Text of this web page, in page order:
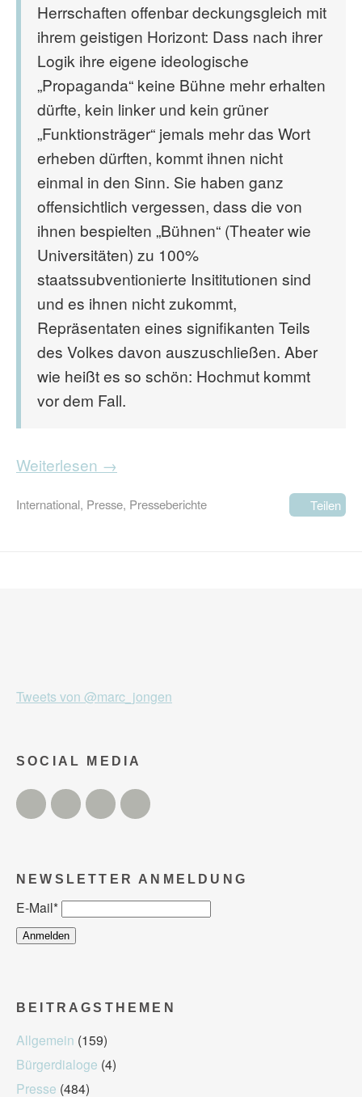
Herrschaften offenbar deckungsgleich mit
ihrem geistigen Horizont: Dass nach ihrer
Logik ihre eigene ideologische
„Propaganda“ keine Bühne mehr erhalten
dürfte, kein linker und kein grüner
„Funktionsträger“ jemals mehr das Wort
erheben dürften, kommt ihnen nicht
einmal in den Sinn. Sie haben ganz
offensichtlich vergessen, dass die von
ihnen bespielten „Bühnen“ (Theater wie
Universitäten) zu 100%
staatssubventionierte Insititutionen sind
und es ihnen nicht zukommt,
Repräsentaten eines signifikanten Teils
des Volkes davon auszuschließen. Aber
wie heißt es so schön: Hochmut kommt
vor dem Fall.
Weiterlesen →
International, Presse, Presseberichte Teilen
Tweets von @marc_jongen
SOCIAL MEDIA
Twitter FacebookInstagram
NEWSLETTER ANMELDUNG
E-Mail*
BEITRAGSTHEMEN
Allgemein (159)
Bürgerdialoge (4)
Presse (484)